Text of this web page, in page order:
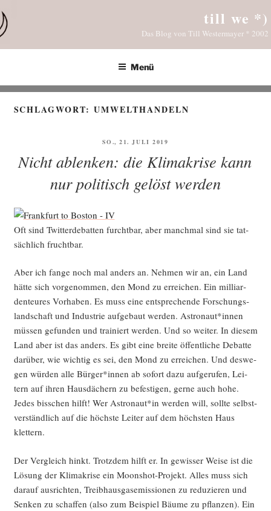
Inhalt
springen
till we *)
Das Blog von Till Westermayer * 2002
Menü
SCHLAGWORT:UMWELTHANDELN
VERÖFFENTLICHT
SO., 21. JULI 2019
Nicht ablenken: die Klimakrise kann
nur politisch gelöst werden
Oft sind Twit­ter­de­bat­ten furcht­bar, aber manch­mal sind sie tat­
säch­lich fruchtbar.
Aber ich fan­ge noch mal anders an. Neh­men wir an, ein Land
hät­te sich vor­ge­nom­men, den Mond zu errei­chen. Ein mil­li­ar­
den­teu­res Vor­ha­ben. Es muss eine ent­spre­chen­de For­schungs­
land­schaft und Indus­trie auf­ge­baut wer­den. Astronaut*innen
müs­sen gefun­den und trai­niert wer­den. Und so wei­ter. In die­sem
Land aber ist das anders. Es gibt eine brei­te öffent­li­che Debat­te
dar­über, wie wich­tig es sei, den Mond zu errei­chen. Und des­we­
gen wür­den alle Bürger*innen ab sofort dazu auf­ge­ru­fen, Lei­
tern auf ihren Haus­dä­chern zu befes­ti­gen, ger­ne auch hohe.
Jedes biss­chen hilft! Wer Astronaut*in wer­den will, soll­te selbst­
ver­ständ­lich auf die höchs­te Lei­ter auf dem höchs­ten Haus
klettern.
Der Ver­gleich hinkt. Trotz­dem hilft er. In gewis­ser Wei­se ist die
Lösung der Kli­ma­kri­se ein Moonshot-Pro­jekt. Alles muss sich
dar­auf aus­rich­ten, Treib­haus­gas­emis­sio­nen zu redu­zie­ren und
Sen­ken zu schaf­fen (also zum Bei­spiel Bäu­me zu pflan­zen). Ein